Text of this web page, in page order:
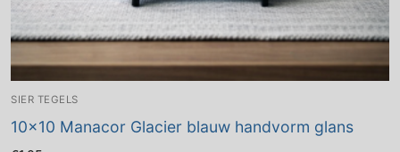
SIER TEGELS
10×10 Manacor Glacier blauw handvorm glans